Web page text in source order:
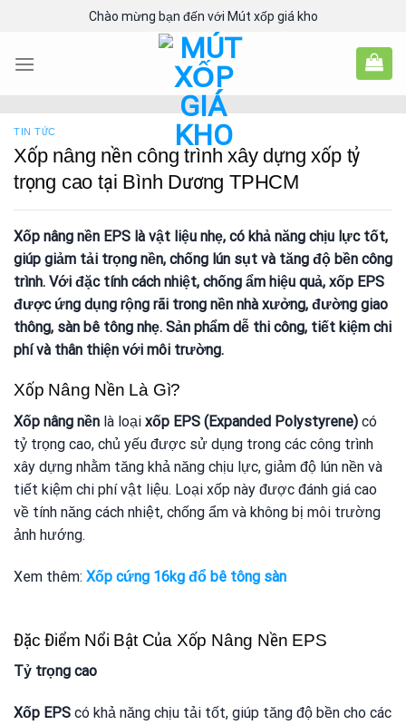
content
Chào mừng bạn đến với Mút xốp giá kho
TIN TỨC
Xốp nâng nền công trình xây dựng xốp tỷ
trọng cao tại Bình Dương TPHCM
Xốp nâng nền EPS là vật liệu nhẹ, có khả năng chịu lực tốt,
giúp giảm tải trọng nền, chống lún sụt và tăng độ bền công
trình. Với đặc tính cách nhiệt, chống ẩm hiệu quả, xốp EPS
được ứng dụng rộng rãi trong nền nhà xưởng, đường giao
thông, sàn bê tông nhẹ. Sản phẩm dễ thi công, tiết kiệm chi
phí và thân thiện với môi trường.
Xốp Nâng Nền Là Gì?
Xốp nâng nền là loại xốp EPS (Expanded Polystyrene) có
tỷ trọng cao, chủ yếu được sử dụng trong các công trình
xây dựng nhằm tăng khả năng chịu lực, giảm độ lún nền và
tiết kiệm chi phí vật liệu. Loại xốp này được đánh giá cao
về tính năng cách nhiệt, chống ẩm và không bị môi trường
ảnh hướng.
Xem thêm: Xốp cứng 16kg đổ bê tông sàn
Đặc Điểm Nổi Bật Của Xốp Nâng Nền EPS
Tỷ trọng cao
Xốp EPS có khả năng chịu tải tốt, giúp tăng độ bền cho các